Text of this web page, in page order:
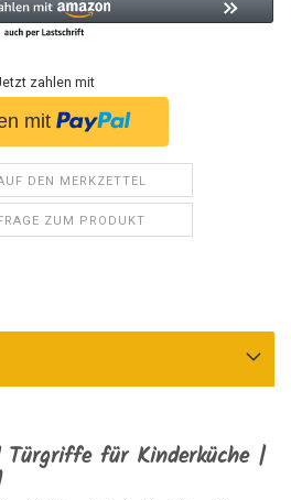
zahlen mit
DEN MERKZETTEL
ZUM PRODUKT
Türgriffe für Kinderküche |